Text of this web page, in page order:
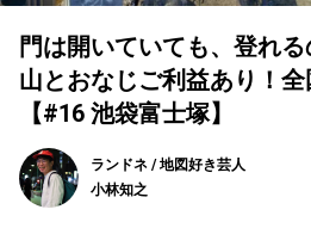
門は開いていても、登れ
山とおなじご利益あり！
【#16 池袋富士塚】
ランドネ / 地図好き芸人
小林知之